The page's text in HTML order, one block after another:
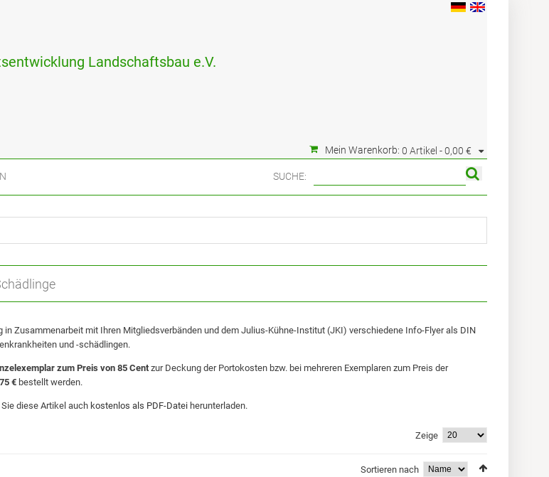
Landschaftsbau e.V.
Mein Warenkorb: 0 Artikel -0,00 €
SUCHE:
in Zusammenarbeit mit Ihren Mitgliedsverbänden und dem Julius-Kühne-Institut (JKI) verschiedene Info-Flyer als DIN
und -schädlingen.
zum Preis von 85 Cent zur Deckung der Portokosten bzw. bei mehreren Exemplaren zum Preis der
€ bestellt werden.
diese Artikel auch kostenlos als PDF-Datei herunterladen.
Zeige
Sortieren nach